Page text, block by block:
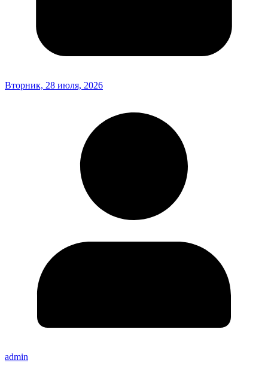
Вторник, 28 июля, 2026
admin